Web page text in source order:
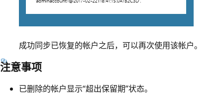
成功同步已恢复的帐户之后，可以再次使用该帐户。
注意事项
已删除的帐户显示“超出保留期”状态。